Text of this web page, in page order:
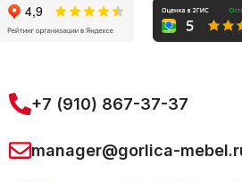
+7 (910) 867-37-37
manager@gorlica-